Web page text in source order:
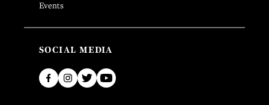
Events
SOCIAL MEDIA